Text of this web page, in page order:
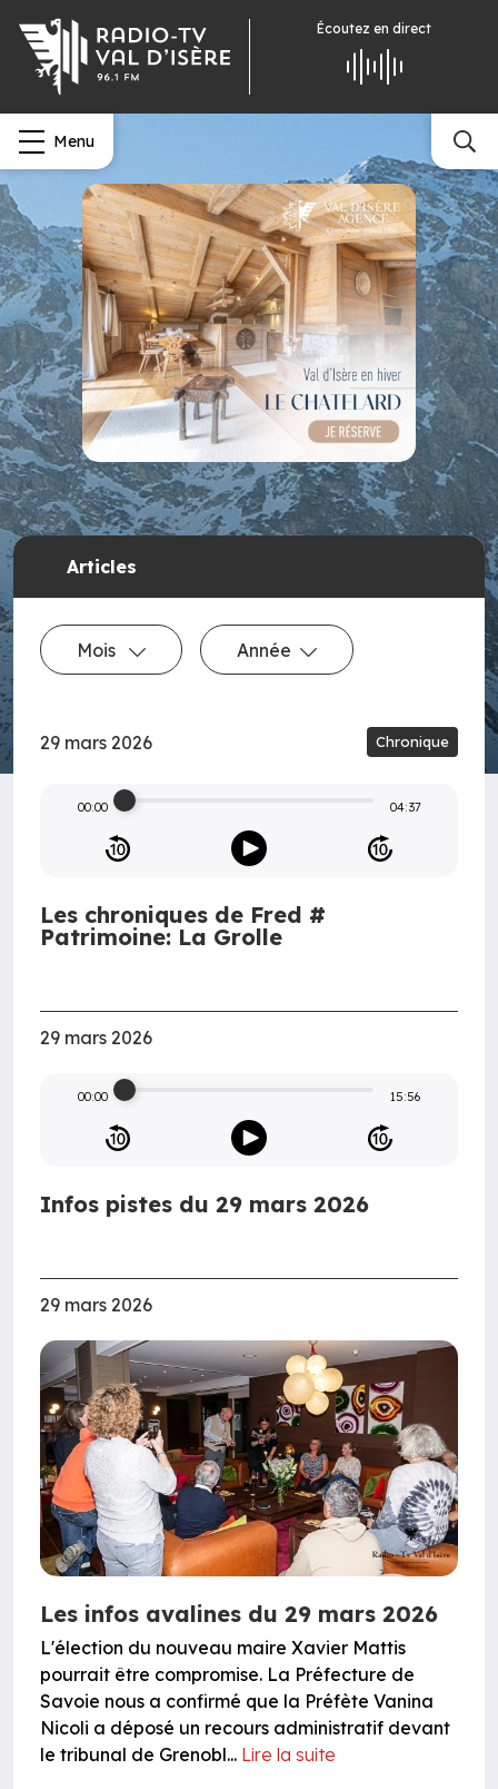
Écoutez en direct
Menu
Articles
Mois Année
29 mars 2026 Chronique
00:00 04:37
Les chroniques de Fred #
Patrimoine: La Grolle
29 mars 2026
00:00 15:56
Infos pistes du 29 mars 2026
29 mars 2026
Les infos avalines du 29 mars 2026
L'élection du nouveau maire Xavier Mattis
pourrait être compromise. La Préfecture de
Savoie nous a confirmé que la Préfète Vanina
Nicoli a déposé un recours administratif devant
le tribunal de Grenobl... Lire la suite